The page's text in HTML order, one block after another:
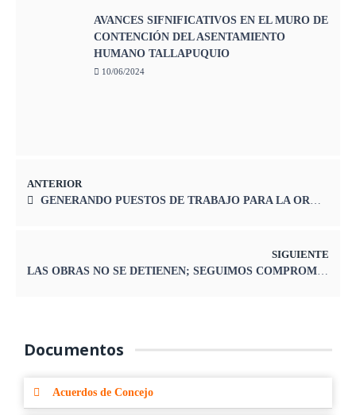
AVANCES SIFNIFICATIVOS EN EL MURO DE
CONTENCIÓN DEL ASENTAMIENTO
HUMANO TALLAPUQUIO
10/06/2024
ANTERIOR
GENERANDO PUESTOS DE TRABAJO PARA LA OROYA
SIGUIENTE
LAS OBRAS NO SE DETIENEN; SEGUIMOS COMPROMETIDOS CON LA EDUCACIÓN
Documentos
Acuerdos de Concejo